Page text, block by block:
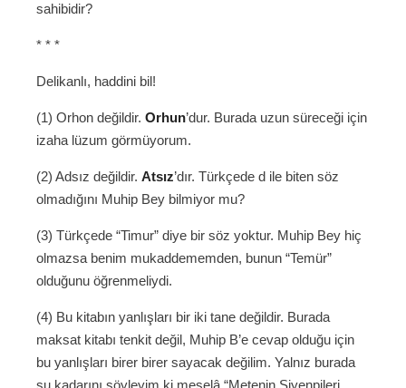
sahibidir?
* * *
Delikanlı, haddini bil!
(1) Orhon değildir. Orhun’dur. Burada uzun süreceği için
izaha lüzum görmüyorum.
(2) Adsız değildir. Atsız’dır. Türkçede d ile biten söz
olmadığını Muhip Bey bilmiyor mu?
(3) Türkçede “Timur” diye bir söz yoktur. Muhip Bey hiç
olmazsa benim mukaddememden, bunun “Temür”
olduğunu öğrenmeliydi.
(4) Bu kitabın yanlışları bir iki tane değildir. Burada
maksat kitabı tenkit değil, Muhip B’e cevap olduğu için
bu yanlışları birer birer sayacak değilim. Yalnız burada